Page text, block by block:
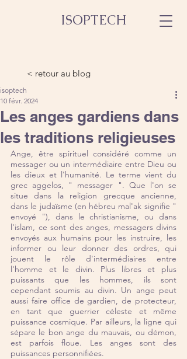
ISOPTECH
< retour au blog
Les anges gardiens dans
les traditions religieuses
isoptech
10 févr. 2024
Ange, être spirituel considéré comme un
messager ou un intermédiaire entre Dieu ou
les dieux et l'humanité. Le terme vient du
grec aggelos, " messager ". Que l'on se
situe dans la religion grecque ancienne,
dans le judaïsme (en hébreu mal'ak signifie "
envoyé "), dans le christianisme, ou dans
l'islam, ce sont des anges, messagers divins
envoyés aux humains pour les instruire, les
informer ou leur donner des ordres, qui
jouent le rôle d'intermédiaires entre
l'homme et le divin. Plus libres et plus
puissants que les hommes, ils sont
cependant soumis au divin. Un ange peut
aussi faire office de gardien, de protecteur,
en tant que guerrier céleste et même
puissance cosmique. Par ailleurs, la ligne qui
sépare le bon ange du mauvais, ou démon,
est parfois floue. Les anges sont des
puissances personnifiées.